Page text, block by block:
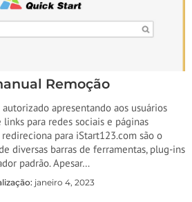
Remoção
apresentando aos usuários
links para redes sociais e páginas
para iStart123.com são o
diversas barras de ferramentas, plug-ins
padrão. Apesar…
janeiro 4, 2023